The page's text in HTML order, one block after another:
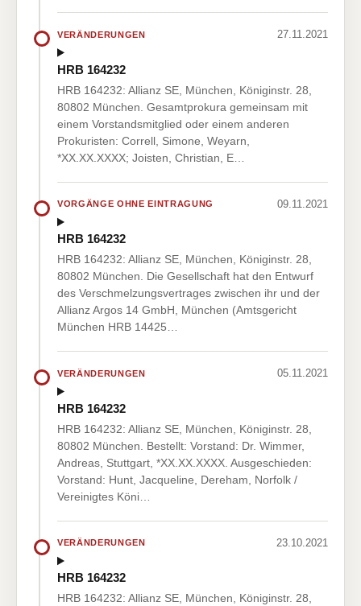
VERÄNDERUNGEN 27.11.2021
HRB 164232
HRB 164232: Allianz SE, München, Königinstr. 28,
80802 München. Gesamtprokura gemeinsam mit
einem Vorstandsmitglied oder einem anderen
Prokuristen: Correll, Simone, Weyarn,
*XX.XX.XXXX; Joisten, Christian, E…
VORGÄNGE OHNE EINTRAGUNG 09.11.2021
HRB 164232
HRB 164232: Allianz SE, München, Königinstr. 28,
80802 München. Die Gesellschaft hat den Entwurf
des Verschmelzungsvertrages zwischen ihr und der
Allianz Argos 14 GmbH, München (Amtsgericht
München HRB 14425…
VERÄNDERUNGEN 05.11.2021
HRB 164232
HRB 164232: Allianz SE, München, Königinstr. 28,
80802 München. Bestellt: Vorstand: Dr. Wimmer,
Andreas, Stuttgart, *XX.XX.XXXX. Ausgeschieden:
Vorstand: Hunt, Jacqueline, Dereham, Norfolk /
Vereinigtes Köni…
VERÄNDERUNGEN 23.10.2021
HRB 164232
HRB 164232: Allianz SE, München, Königinstr. 28,